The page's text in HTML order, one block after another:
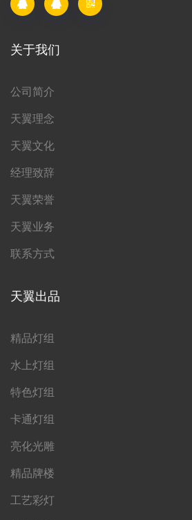
关于我们
公司简介
天翼理念
天翼文化
经理致辞
天翼荣誉
天翼业务
联系方式
天翼出品
精品灯组
水上灯组
特色灯组
卡通灯组
亮化光雕
精品牌楼
工艺彩灯